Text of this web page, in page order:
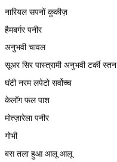
नारियल सपनों कुकीज़
हैमबर्गर पनीर
अनुभवी चावल
सूअर सिर पास्त्रामी अनुभवी टर्की स्तन
घंटी नरम लपेटो सर्वोच्च
केलॉग फल पाश
मोत्ज़ारेला पनीर
गोभी
बस तला हुआ आलू आलू